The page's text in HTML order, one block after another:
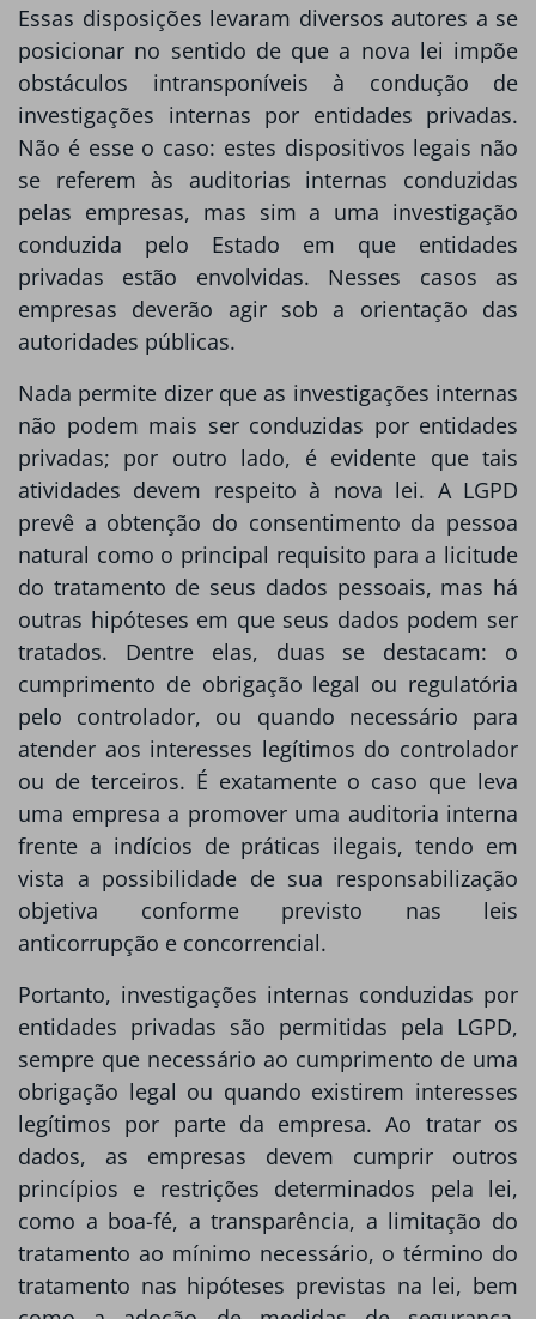
Essas disposições levaram diversos autores a se
posicionar no sentido de que a nova lei impõe
obstáculos intransponíveis à condução de
investigações internas por entidades privadas.
Não é esse o caso: estes dispositivos legais não
se referem às auditorias internas conduzidas
pelas empresas, mas sim a uma investigação
conduzida pelo Estado em que entidades
privadas estão envolvidas. Nesses casos as
empresas deverão agir sob a orientação das
autoridades públicas.
Nada permite dizer que as investigações internas
não podem mais ser conduzidas por entidades
privadas; por outro lado, é evidente que tais
atividades devem respeito à nova lei. A LGPD
prevê a obtenção do consentimento da pessoa
natural como o principal requisito para a licitude
do tratamento de seus dados pessoais, mas há
outras hipóteses em que seus dados podem ser
tratados. Dentre elas, duas se destacam: o
cumprimento de obrigação legal ou regulatória
pelo controlador, ou quando necessário para
atender aos interesses legítimos do controlador
ou de terceiros. É exatamente o caso que leva
uma empresa a promover uma auditoria interna
frente a indícios de práticas ilegais, tendo em
vista a possibilidade de sua responsabilização
objetiva conforme previsto nas leis
anticorrupção e concorrencial.
Portanto, investigações internas conduzidas por
entidades privadas são permitidas pela LGPD,
sempre que necessário ao cumprimento de uma
obrigação legal ou quando existirem interesses
legítimos por parte da empresa. Ao tratar os
dados, as empresas devem cumprir outros
princípios e restrições determinados pela lei,
como a boa-fé, a transparência, a limitação do
tratamento ao mínimo necessário, o término do
tratamento nas hipóteses previstas na lei, bem